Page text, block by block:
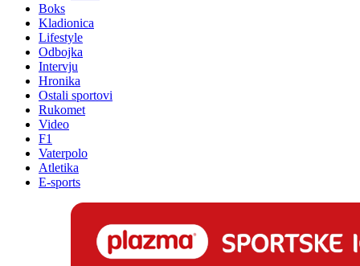
Boks
Kladionica
Lifestyle
Odbojka
Intervju
Hronika
Ostali sportovi
Rukomet
Video
F1
Vaterpolo
Atletika
E-sports